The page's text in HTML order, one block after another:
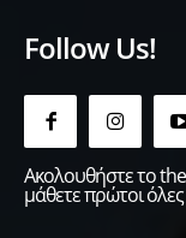
Follow Us!
Ακολουθήστε το
μάθετε πρώτοι όλες